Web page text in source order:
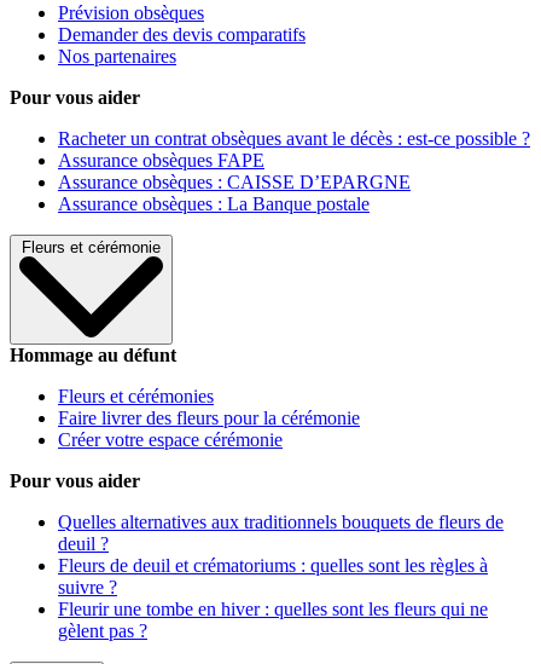
Prévision obsèques
Demander des devis comparatifs
Nos partenaires
Pour vous aider
Racheter un contrat obsèques avant le décès : est-ce possible ?
Assurance obsèques FAPE
Assurance obsèques : CAISSE D’EPARGNE
Assurance obsèques : La Banque postale
Fleurs et cérémonie
Hommage au défunt
Fleurs et cérémonies
Faire livrer des fleurs pour la cérémonie
Créer votre espace cérémonie
Pour vous aider
Quelles alternatives aux traditionnels bouquets de fleurs de
deuil ?
Fleurs de deuil et crématoriums : quelles sont les règles à
suivre ?
Fleurir une tombe en hiver : quelles sont les fleurs qui ne
gèlent pas ?